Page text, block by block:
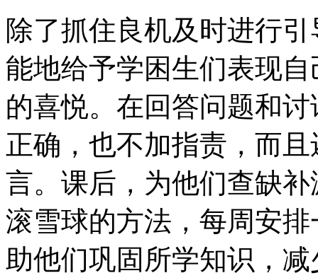
除了抓住良机及时进行
能地给予学困生们表现
的喜悦。在回答问题和
正确，也不加指责，而
言。课后，为他们查缺
滚雪球的方法，每周安
助他们巩固所学知识，